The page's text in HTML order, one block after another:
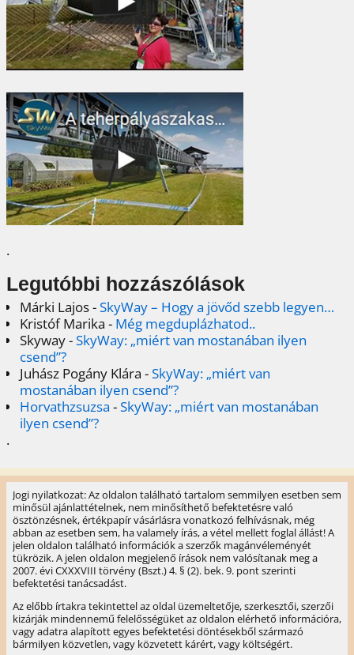
.
Legutóbbi hozzászólások
Márki Lajos-SkyWay – Hogy a jövőd szebb legyen…
Kristóf Marika - Még megduplázhatod..
Skyway-SkyWay: „miért van mostanában ilyen
csend”?
Juhász Pogány Klára -SkyWay: „miért van
mostanában ilyen csend”?
Horvathzsuzsa -SkyWay: „miért van mostanában
ilyen csend”?
.
Jogi nyilatkozat: Az oldalon található tartalom semmilyen esetben sem
minősül ajánlattételnek, nem minősíthető befektetésre való
ösztönzésnek, értékpapír vásárlásra vonatkozó felhívásnak, még
abban az esetben sem, ha valamely írás, a vétel mellett foglal állást! A
jelen oldalon található információk a szerzők magánvéleményét
tükrözik. A jelen oldalon megjelenő írások nem valósítanak meg a
2007. évi CXXXVIII törvény (Bszt.) 4. § (2). bek. 9. pont szerinti
befektetési tanácsadást.
Az előbb írtakra tekintettel az oldal üzemeltetője, szerkesztői, szerzői
kizárják mindennemű felelősségüket az oldalon elérhető információra,
vagy adatra alapított egyes befektetési döntésekből származó
bármilyen közvetlen, vagy közvetett kárért, vagy költségért.